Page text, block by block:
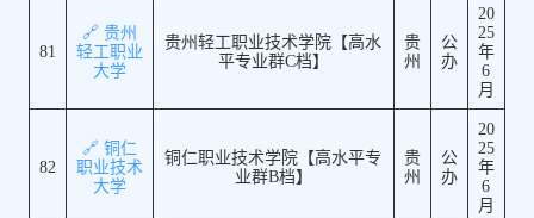
81
🔗 贵州
轻工职业
大学
贵州轻工职业技术学院【高水
平专业群C档】
贵
州
公
办
20
25
年
6
月
82
🔗 铜仁
职业技术
大学
铜仁职业技术学院【高水平专
业群B档】
贵
州
公
办
20
25
年
6
月